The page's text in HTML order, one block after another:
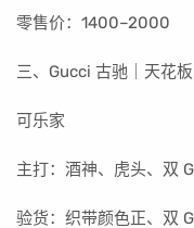
零售价：1400–2000
三、Gucci 古驰｜天花
可乐家
主打：酒神、虎头、双
验货：织带颜色正、双